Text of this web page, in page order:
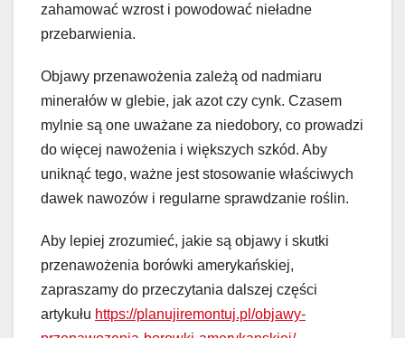
zahamować wzrost i powodować nieładne
przebarwienia.
Objawy przenawożenia zależą od nadmiaru
minerałów w glebie, jak azot czy cynk. Czasem
mylnie są one uważane za niedobory, co prowadzi
do więcej nawożenia i większych szkód. Aby
uniknąć tego, ważne jest stosowanie właściwych
dawek nawozów i regularne sprawdzanie roślin.
Aby lepiej zrozumieć, jakie są objawy i skutki
przenawożenia borówki amerykańskiej,
zapraszamy do przeczytania dalszej części
artykułu https://planujiremontuj.pl/objawy-